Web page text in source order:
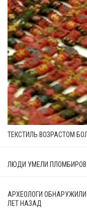
ТЕКСТИЛЬ ВОЗРАСТОМ
ЛЮДИ УМЕЛИ
АРХЕОЛОГИ ОБНАРУЖИЛИ
ЛЕТ НАЗАД